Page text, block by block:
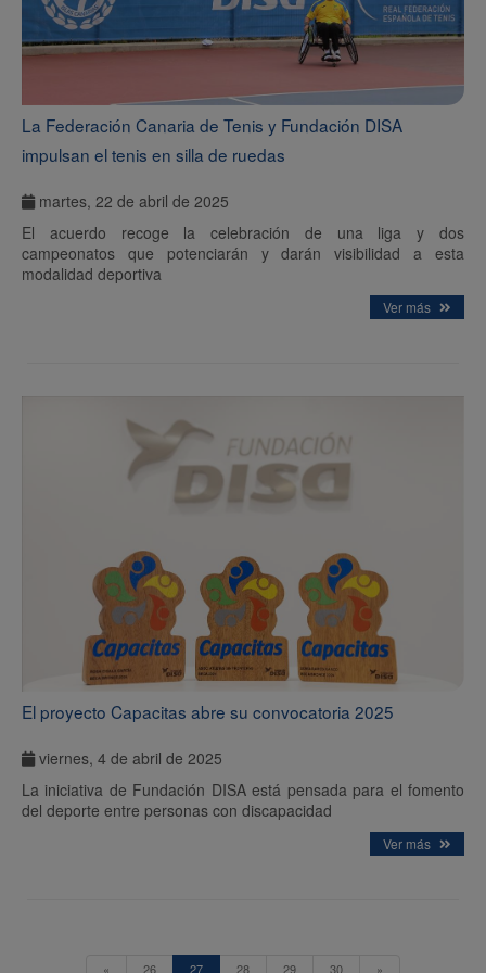
La Federación Canaria de Tenis y Fundación DISA
impulsan el tenis en silla de ruedas
martes, 22 de abril de 2025
El acuerdo recoge la celebración de una liga y dos
campeonatos que potenciarán y darán visibilidad a esta
modalidad deportiva
Ver más
El proyecto Capacitas abre su convocatoria 2025
viernes, 4 de abril de 2025
La iniciativa de Fundación DISA está pensada para el fomento
del deporte entre personas con discapacidad
Ver más
« 26 27 28 29 30 »